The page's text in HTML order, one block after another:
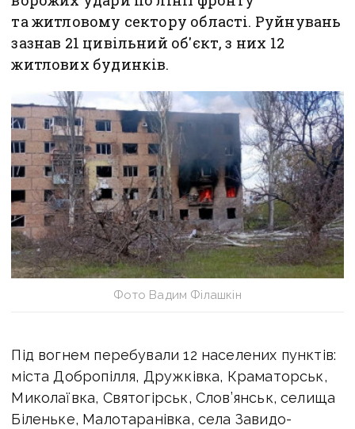
та житловому сектору області. Руйнувань
зазнав 21 цивільний об'єкт, з них 12
житлових будинків.
Фото Вадим Філашкін
Під вогнем перебували 12 населених пунктів:
міста Добропілля, Дружківка, Краматорськ,
Миколаївка, Святогірськ, Слов’янськ, селища
Біленьке, Малотаранівка, села Завидо-